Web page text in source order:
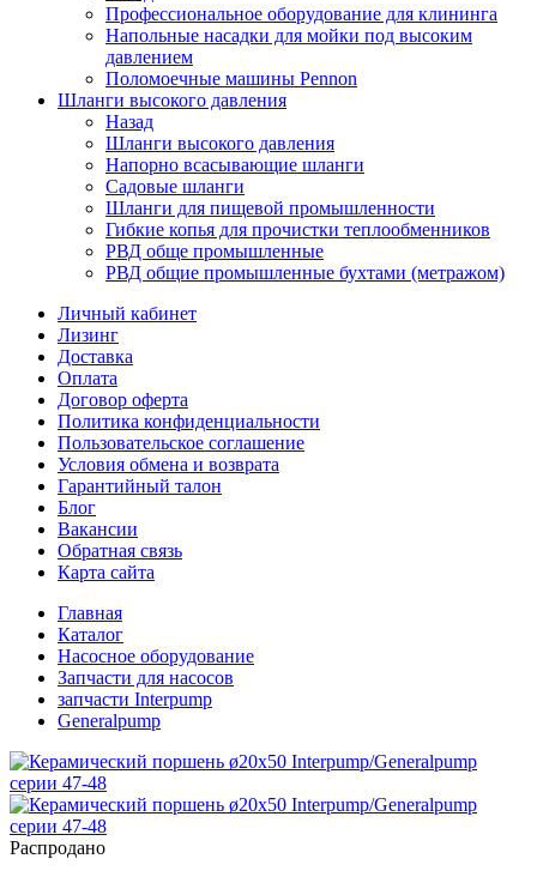
Профессиональное оборудование для клининга
Напольные насадки для мойки под высоким
давлением
Поломоечные машины Pennon
Шланги высокого давления
Назад
Шланги высокого давления
Напорно всасывающие шланги
Садовые шланги
Шланги для пищевой промышленности
Гибкие копья для прочистки теплообменников
РВД обще промышленные
РВД общие промышленные бухтами (метражом)
Личный кабинет
Лизинг
Доставка
Оплата
Договор оферта
Политика конфиденциальности
Пользовательское соглашение
Условия обмена и возврата
Гарантийный талон
Блог
Вакансии
Обратная связь
Карта сайта
Главная
Каталог
Насосное оборудование
Запчасти для насосов
запчасти Interpump
Generalpump
Распродано